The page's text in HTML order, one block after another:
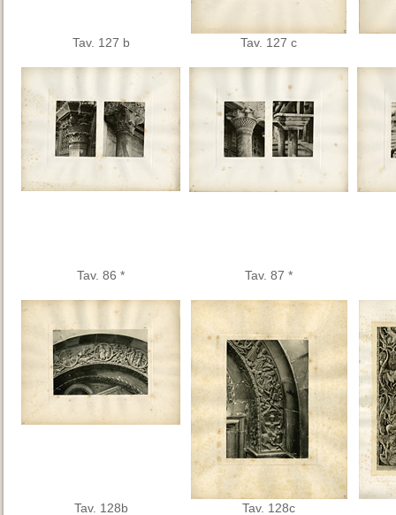
Tav. 127 b Tav. 127 c
Tav. 86 * Tav. 87 *
Tav. 128b Tav. 128c